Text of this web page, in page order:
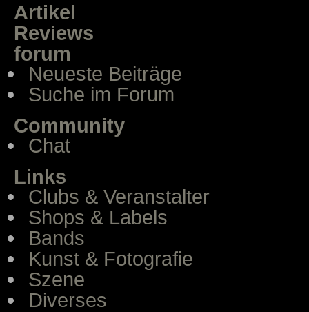
Artikel
Reviews
forum
Neueste Beiträge
Suche im Forum
Community
Chat
Links
Clubs & Veranstalter
Shops & Labels
Bands
Kunst & Fotografie
Szene
Diverses